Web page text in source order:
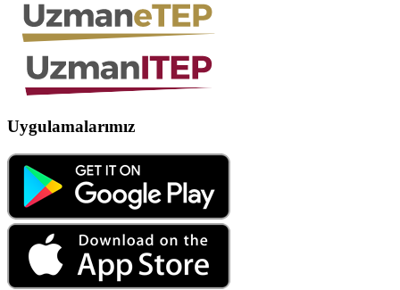
Uygulamalarımız